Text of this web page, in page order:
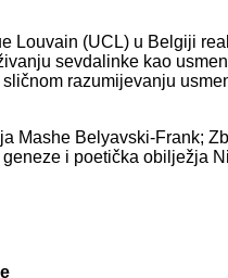
Louvain (UCL) u Belgiji
sevdalinke kao
razumijevanju
Mashe Belyavski-Frank;
i poetička obilježja